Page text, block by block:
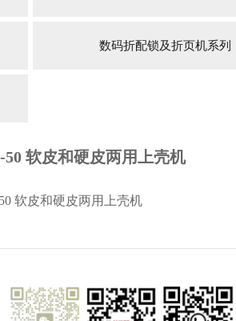
数码折配锁及折页机系列
50 软皮和硬皮两用上壳机
软皮和硬皮两用上壳机